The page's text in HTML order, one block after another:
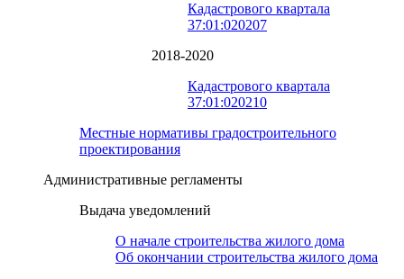
Кадастрового квартала
37:01:020207
2018-2020
Кадастрового квартала
37:01:020210
Местные нормативы градостроительного
проектирования
Административные регламенты
Выдача уведомлений
О начале строительства жилого дома
Об окончании строительства жилого дома